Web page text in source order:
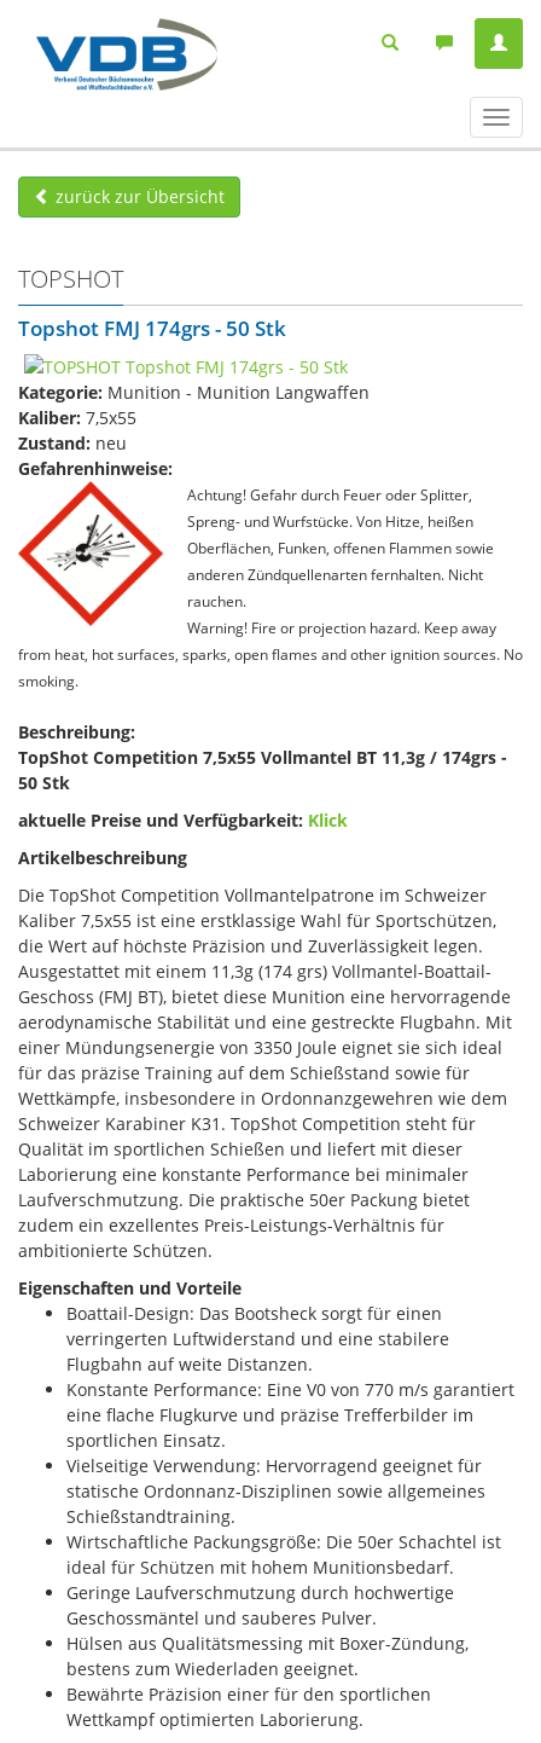
ein-/
zurück zur Übersicht
TOPSHOT
Topshot FMJ 174grs - 50 Stk
Kategorie: Munition - Munition Langwaffen
Kaliber: 7,5x55
Zustand: neu
Gefahrenhinweise:
Achtung! Gefahr durch Feuer oder Splitter,
Spreng- und Wurfstücke. Von Hitze, heißen
Oberflächen, Funken, offenen Flammen sowie
anderen Zündquellenarten fernhalten. Nicht
rauchen.
Warning! Fire or projection hazard. Keep away
from heat, hot surfaces, sparks, open flames and other ignition sources. No
smoking.
Beschreibung:
TopShot Competition 7,5x55 Vollmantel BT 11,3g / 174grs -
50 Stk
aktuelle Preise und Verfügbarkeit: Klick
Artikelbeschreibung
Die TopShot Competition Vollmantelpatrone im Schweizer
Kaliber 7,5x55 ist eine erstklassige Wahl für Sportschützen,
die Wert auf höchste Präzision und Zuverlässigkeit legen.
Ausgestattet mit einem 11,3g (174 grs) Vollmantel-Boattail-
Geschoss (FMJ BT), bietet diese Munition eine hervorragende
aerodynamische Stabilität und eine gestreckte Flugbahn. Mit
einer Mündungsenergie von 3350 Joule eignet sie sich ideal
für das präzise Training auf dem Schießstand sowie für
Wettkämpfe, insbesondere in Ordonnanzgewehren wie dem
Schweizer Karabiner K31. TopShot Competition steht für
Qualität im sportlichen Schießen und liefert mit dieser
Laborierung eine konstante Performance bei minimaler
Laufverschmutzung. Die praktische 50er Packung bietet
zudem ein exzellentes Preis-Leistungs-Verhältnis für
ambitionierte Schützen.
Eigenschaften und Vorteile
Boattail-Design: Das Bootsheck sorgt für einen
verringerten Luftwiderstand und eine stabilere
Flugbahn auf weite Distanzen.
Konstante Performance: Eine V0 von 770 m/s garantiert
eine flache Flugkurve und präzise Trefferbilder im
sportlichen Einsatz.
Vielseitige Verwendung: Hervorragend geeignet für
statische Ordonnanz-Disziplinen sowie allgemeines
Schießstandtraining.
Wirtschaftliche Packungsgröße: Die 50er Schachtel ist
ideal für Schützen mit hohem Munitionsbedarf.
Geringe Laufverschmutzung durch hochwertige
Geschossmäntel und sauberes Pulver.
Hülsen aus Qualitätsmessing mit Boxer-Zündung,
bestens zum Wiederladen geeignet.
Bewährte Präzision einer für den sportlichen
Wettkampf optimierten Laborierung.